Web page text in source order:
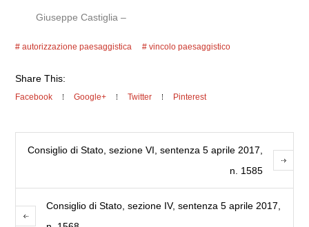
Giuseppe Castiglia –
autorizzazione paesaggistica vincolo paesaggistico
Share This:
Facebook Google+ Twitter Pinterest
Consiglio di Stato, sezione VI, sentenza 5 aprile 2017,
n. 1585
Consiglio di Stato, sezione IV, sentenza 5 aprile 2017,